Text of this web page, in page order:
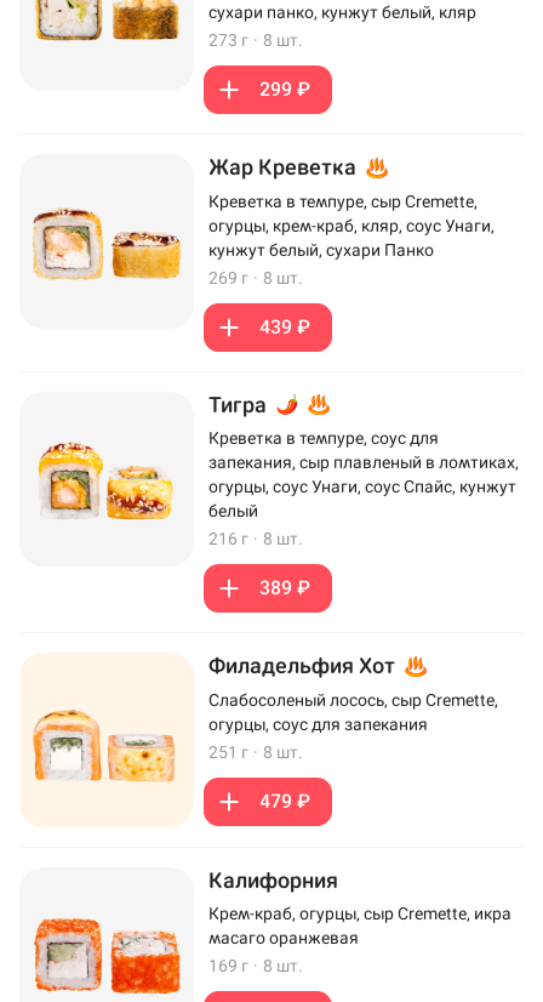
сухари панко, кунжут белый, кляр
273 г · 8 шт.
299 ₽
Жар Креветка
Креветка в темпуре, сыр Cremette,
огурцы, крем-краб, кляр, соус Унаги,
кунжут белый, сухари Панко
269 г · 8 шт.
439 ₽
Тигра
Креветка в темпуре, соус для
запекания, сыр плавленый в ломтиках,
огурцы, соус Унаги, соус Спайс, кунжут
белый
216 г · 8 шт.
389 ₽
Филадельфия Хот
Слабосоленый лосось, сыр Cremette,
огурцы, соус для запекания
251 г · 8 шт.
479 ₽
Калифорния
Крем-краб, огурцы, сыр Cremette, икра
масаго оранжевая
169 г · 8 шт.